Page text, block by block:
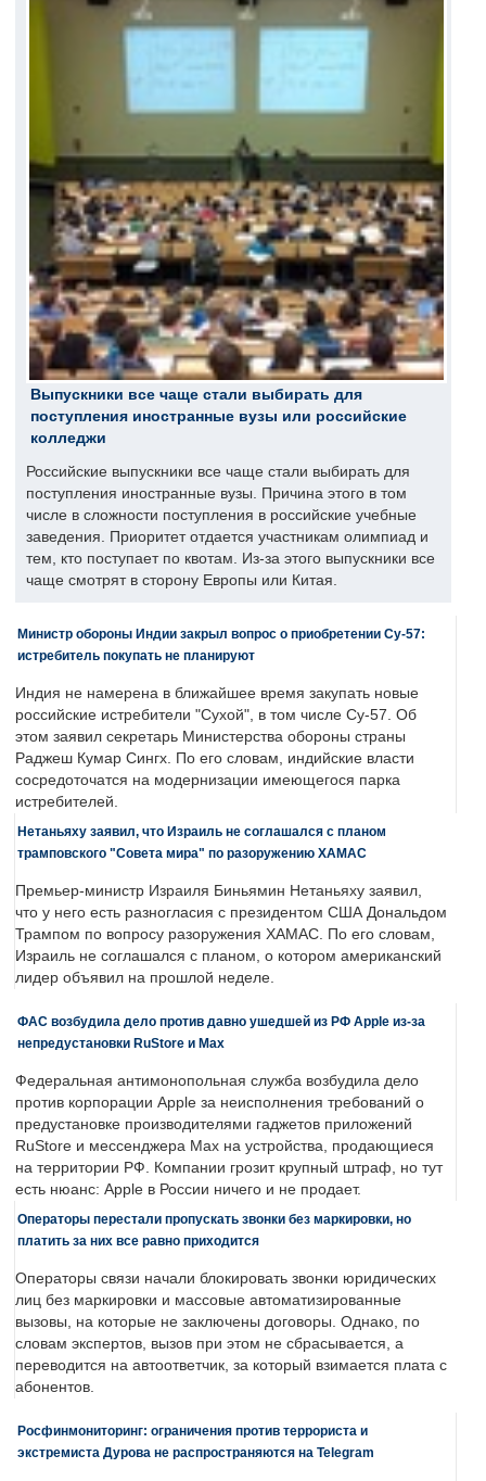
Выпускники все чаще стали выбирать для
поступления иностранные вузы или российские
колледжи
Российские выпускники все чаще стали выбирать для
поступления иностранные вузы. Причина этого в том
числе в сложности поступления в российские учебные
заведения. Приоритет отдается участникам олимпиад и
тем, кто поступает по квотам. Из-за этого выпускники все
чаще смотрят в сторону Европы или Китая.
Министр обороны Индии закрыл вопрос о приобретении Су-57:
истребитель покупать не планируют
Индия не намерена в ближайшее время закупать новые
российские истребители "Сухой", в том числе Су-57. Об
этом заявил секретарь Министерства обороны страны
Раджеш Кумар Сингх. По его словам, индийские власти
сосредоточатся на модернизации имеющегося парка
истребителей.
Нетаньяху заявил, что Израиль не соглашался с планом
трамповского "Совета мира" по разоружению ХАМАС
Премьер-министр Израиля Биньямин Нетаньяху заявил,
что у него есть разногласия с президентом США Дональдом
Трампом по вопросу разоружения ХАМАС. По его словам,
Израиль не соглашался с планом, о котором американский
лидер объявил на прошлой неделе.
ФАС возбудила дело против давно ушедшей из РФ Apple из-за
непредустановки RuStore и Max
Федеральная антимонопольная служба возбудила дело
против корпорации Apple за неисполнения требований о
предустановке производителями гаджетов приложений
RuStore и мессенджера Max на устройства, продающиеся
на территории РФ. Компании грозит крупный штраф, но тут
есть нюанс: Apple в России ничего и не продает.
Операторы перестали пропускать звонки без маркировки, но
платить за них все равно приходится
Операторы связи начали блокировать звонки юридических
лиц без маркировки и массовые автоматизированные
вызовы, на которые не заключены договоры. Однако, по
словам экспертов, вызов при этом не сбрасывается, а
переводится на автоответчик, за который взимается плата с
абонентов.
Росфинмониторинг: ограничения против террориста и
экстремиста Дурова не распространяются на Telegram